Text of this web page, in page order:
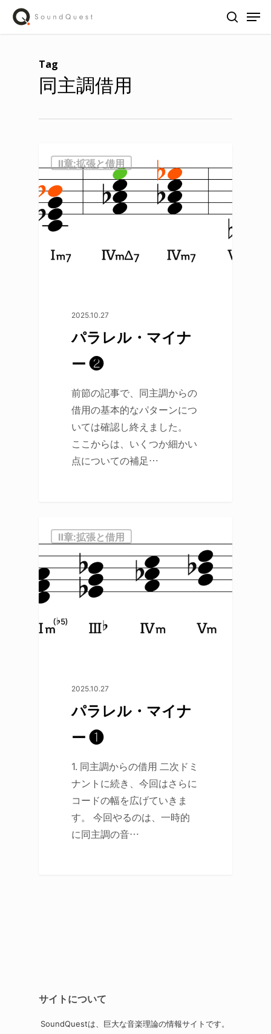
Skip
search
Tag
同主調借用
Ⅱ章:拡張と借用
2025.10.27
パラレル・マイナ
ー ❷
前節の記事で、同主調からの
借用の基本的なパターンにつ
いては確認し終えました。
ここからは、いくつか細かい
点についての補足…
Ⅱ章:拡張と借用
2025.10.27
パラレル・マイナ
ー ❶
1. 同主調からの借用二次ドミ
ナント に続き、今回はさらに
コードの幅を広げていきま
す。 今回やるのは、一時的
に同主調の音…
サイトについて
SoundQuestは、巨大な音楽理論の情報サイトです。